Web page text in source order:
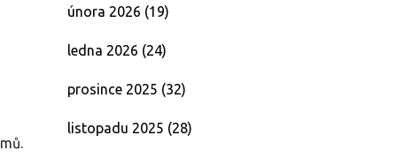
února 2026 (19)
ledna 2026 (24)
prosince 2025 (32)
listopadu 2025 (28)